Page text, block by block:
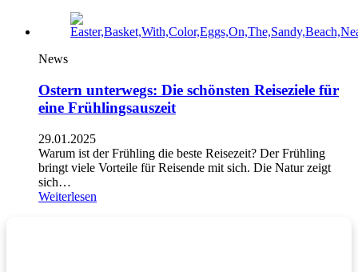
News
Ostern unterwegs: Die schönsten Reiseziele für
eine Frühlingsauszeit
29.01.2025
Warum ist der Frühling die beste Reisezeit? Der Frühling
bringt viele Vorteile für Reisende mit sich. Die Natur zeigt
sich…
Weiterlesen